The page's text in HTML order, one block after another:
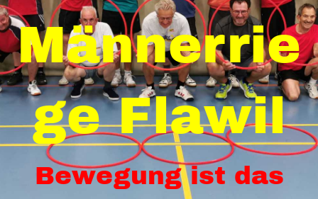
Männerrie
ge Flawil
Bewegung ist das